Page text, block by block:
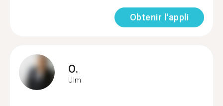
Obtenir l'appli
O.
Ulm